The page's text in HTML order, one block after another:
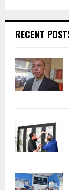
RECENT